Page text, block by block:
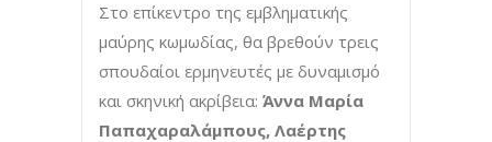
Στο επίκεντρο της εμβληματικής
μαύρης κωμωδίας, θα βρεθούν τρεις
σπουδαίοι ερμηνευτές με δυναμισμό
και σκηνική ακρίβεια: Άννα Μαρία
Παπαχαραλάμπους, Λαέρτης